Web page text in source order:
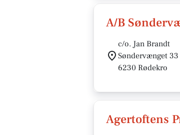
A/B
c/o. Jan Brandt
Søndervænget 33
6230 Rødekro
Agertoftens